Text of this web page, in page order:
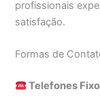
profissionais
satisfação.
Formas de
Telefones